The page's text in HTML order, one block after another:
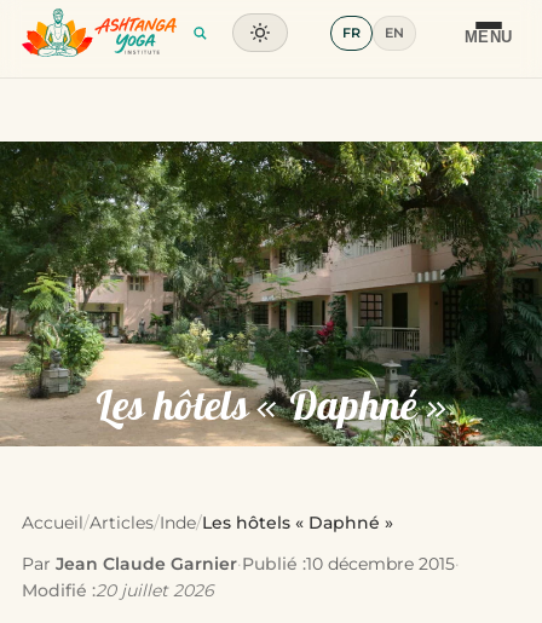
MENU
Formation
Glossaire
Contact
FR EN
Les hôtels « Daphné »
Accueil/Articles/Inde/Les hôtels « Daphné »
Par Jean Claude Garnier·Publié :10 décembre 2015·
Modifié :20 juillet 2026